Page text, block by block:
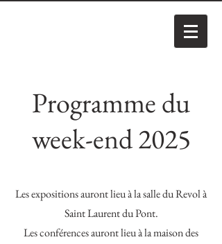
Programme du
week-end 2025
Les expositions auront lieu à la salle du Revol à
Saint Laurent du Pont.
Les conférences auront lieu à la maison des